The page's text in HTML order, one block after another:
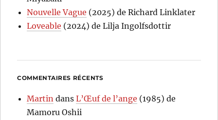
Nouvelle Vague (2025) de Richard Linklater
Loveable (2024) de Lilja Ingolfsdottir
COMMENTAIRES RÉCENTS
Martin dansL’Œuf de l’ange (1985) de
Mamoru Oshii